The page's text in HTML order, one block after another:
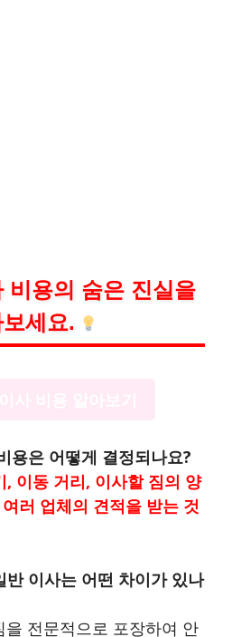
비용의 숨은 진실을
세요.
용은 어떻게 결정되나요?
, 이동 거리, 이사할 짐의 양
러 업체의 견적을 받는 것
반 이사는 어떤 차이가 있나
을 전문적으로 포장하여 안